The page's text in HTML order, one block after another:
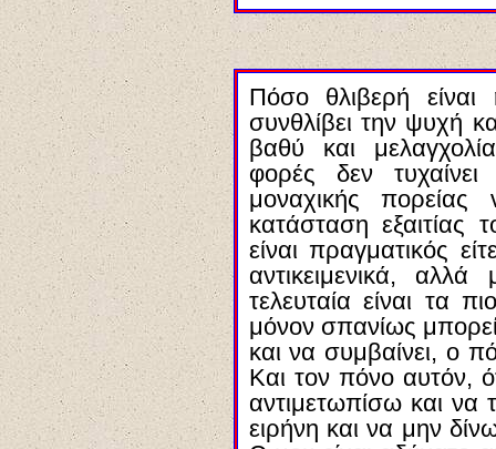
Πόσο θλιβερή
συνθλίβει την ψυχή
βαθύ και
φορές δεν
μοναχικής
κατάσταση εξαιτίας
είναι πραγματικός
αντικειμενικά,
τελευταία είναι τα
μόνον σπανίως
και να συμβαίνει, ο
Και τον πόνο αυτόν,
αντιμετωπίσω και
ειρήνη και να μην